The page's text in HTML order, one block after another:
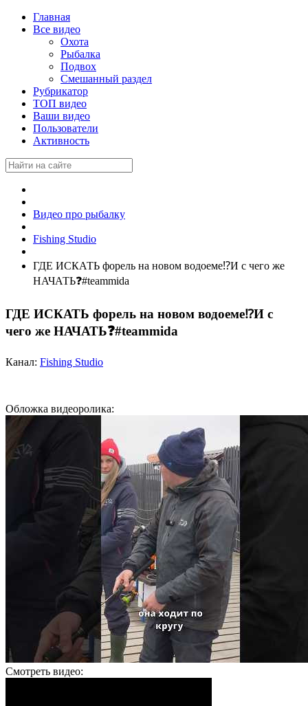
Главная
Все видео
Охота
Рыбалка
Подвох
Смешанный раздел
Рубрикатор
ТОП видео
Ваши видео
Пользователи
Активность
Видео про рыбалку
Fishing Studio
ГДЕ ИСКАТЬ форель на новом водоеме⁉️И с чего же
НАЧАТЬ❓#teammida
ГДЕ ИСКАТЬ форель на новом водоеме⁉️И с
чего же НАЧАТЬ❓#teammida
Канал: Fishing Studio
Обложка видеоролика:
Смотреть видео: